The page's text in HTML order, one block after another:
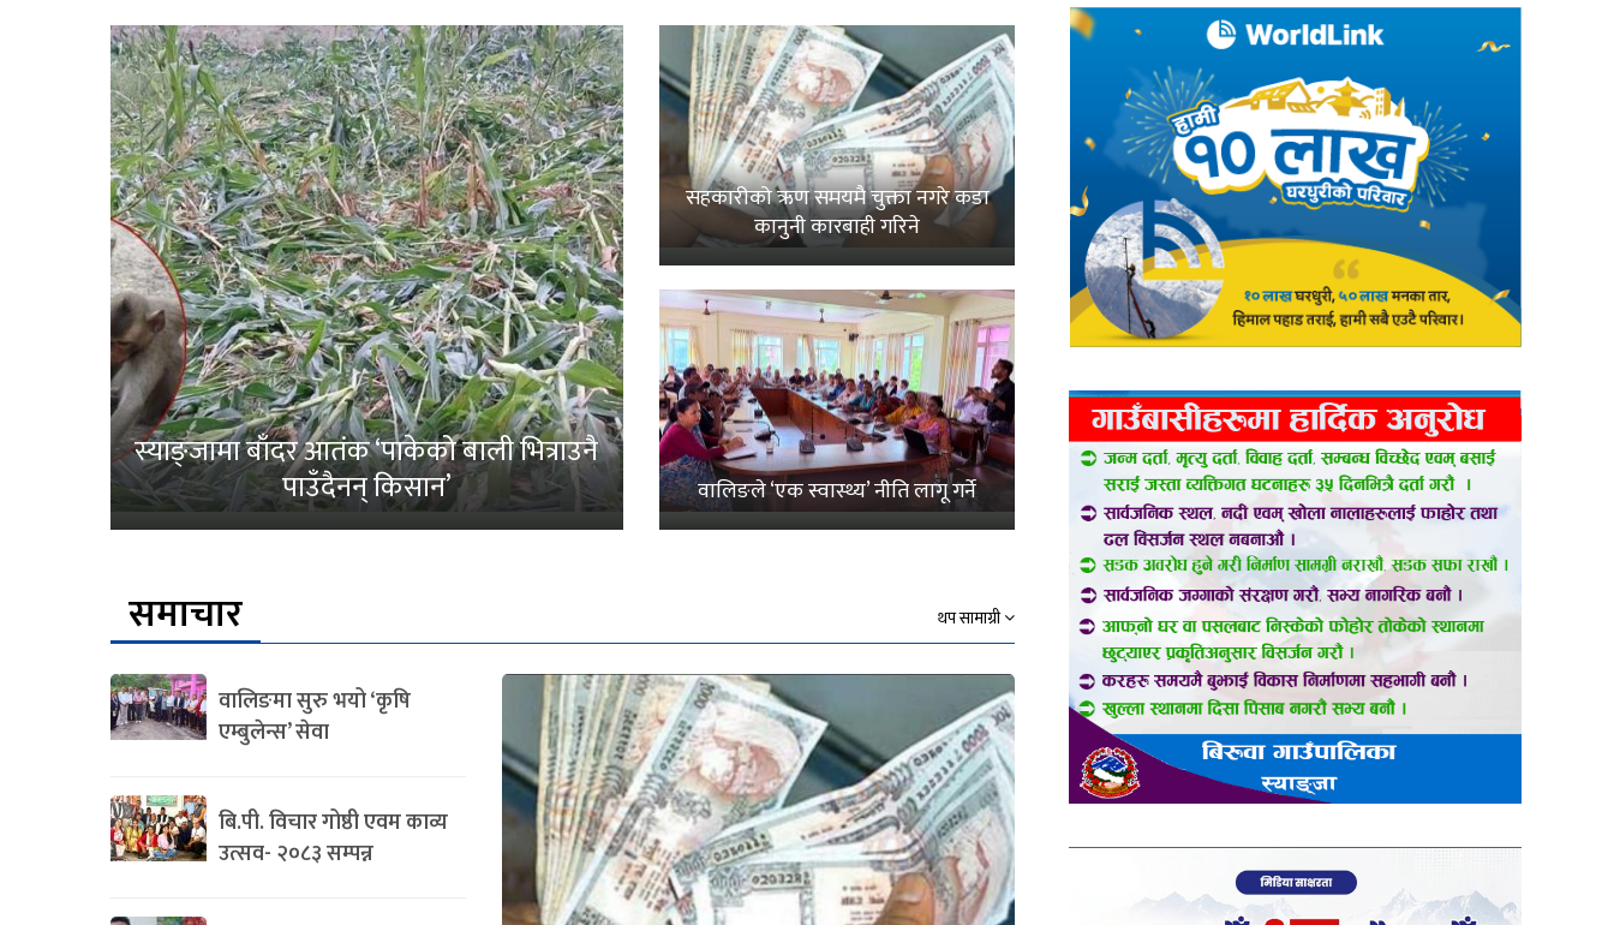
स्याङ्जामा बाँदर आतंक ‘पाकेको बाली भित्राउनै
पाउँदैनन् किसान’
सहकारीको ऋण समयमै चुक्ता नगरे कडा
कानुनी कारबाही गरिने
वालिङले ‘एक स्वास्थ्य’ नीति लागू गर्ने
समाचार थप सामाग्री
वालिङमा सुरु भयो ‘कृषि
एम्बुलेन्स’ सेवा
बि.पी. विचार गोष्ठी एवम काव्य
उत्सव- २०८३ सम्पन्न